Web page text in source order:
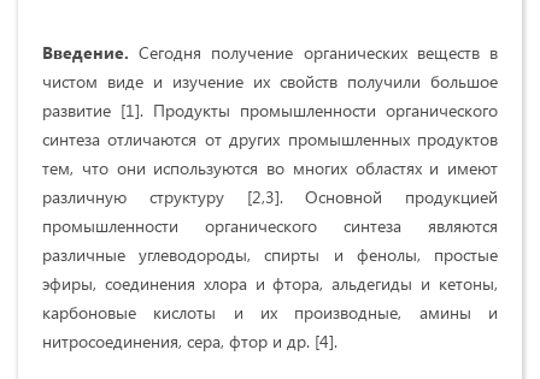
Введение. Сегодня получение органических веществ в
чистом виде и изучение их свойств получили большое
развитие [1]. Продукты промышленности органического
синтеза отличаются от других промышленных продуктов
тем, что они используются во многих областях и имеют
различную структуру [2,3]. Основной продукцией
промышленности органического синтеза являются
различные углеводороды, спирты и фенолы, простые
эфиры, соединения хлора и фтора, альдегиды и кетоны,
карбоновые кислоты и их производные, амины и
нитросоединения, сера, фтор и др. [4].